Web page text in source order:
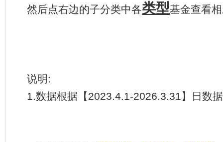
然后点右边的子分类中各类型基金查看
说明 :
1.数据根据【2023.4.1-2026.3.31】日数